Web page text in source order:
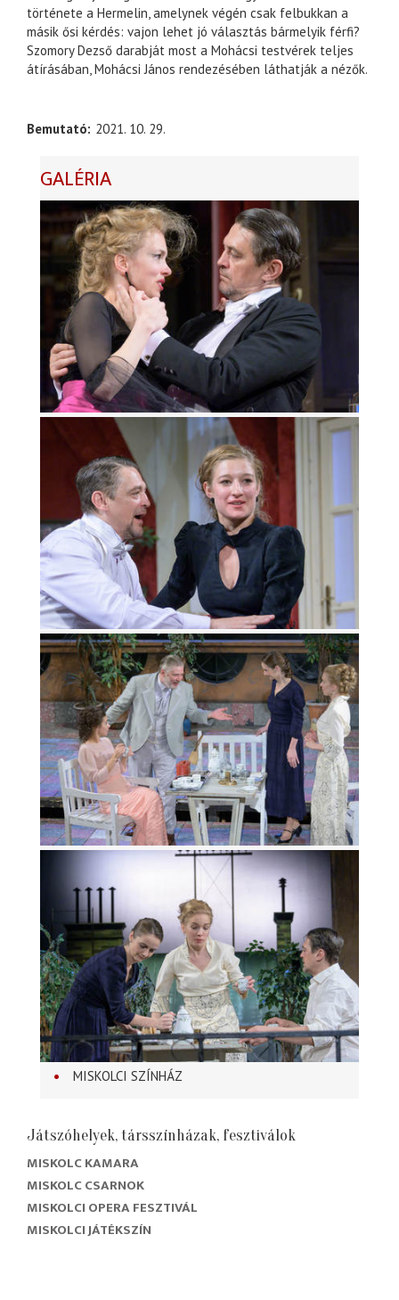
története a Hermelin, amelynek végén csak felbukkan a
másik ősi kérdés: vajon lehet jó választás bármelyik férfi?
Szomory Dezső darabját most a Mohácsi testvérek teljes
átírásában, Mohácsi János rendezésében láthatják a nézők.
Bemutató 2021. 10. 29.
GALÉRIA
MISKOLCI SZÍNHÁZ
Játszóhelyek, társszínházak, fesztiválok
MISKOLC KAMARA
MISKOLC CSARNOK
MISKOLCI OPERA FESZTIVÁL
MISKOLCI JÁTÉKSZÍN